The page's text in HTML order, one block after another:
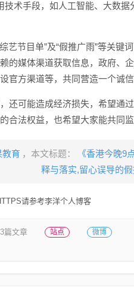
技术手段，如人工智能、大数
艺节目单”及“假推广雨”等关键
的媒体渠道获取信息，政府、
官方渠道等，共同营造一个诚信
还可能造成经济损失，希望通
合法权益，也希望大家能共同
教育 ，本文标题：
《香港今晚9
释与落实,留心误导的假
请参考李洋个人博客
3篇文章 站点 微博